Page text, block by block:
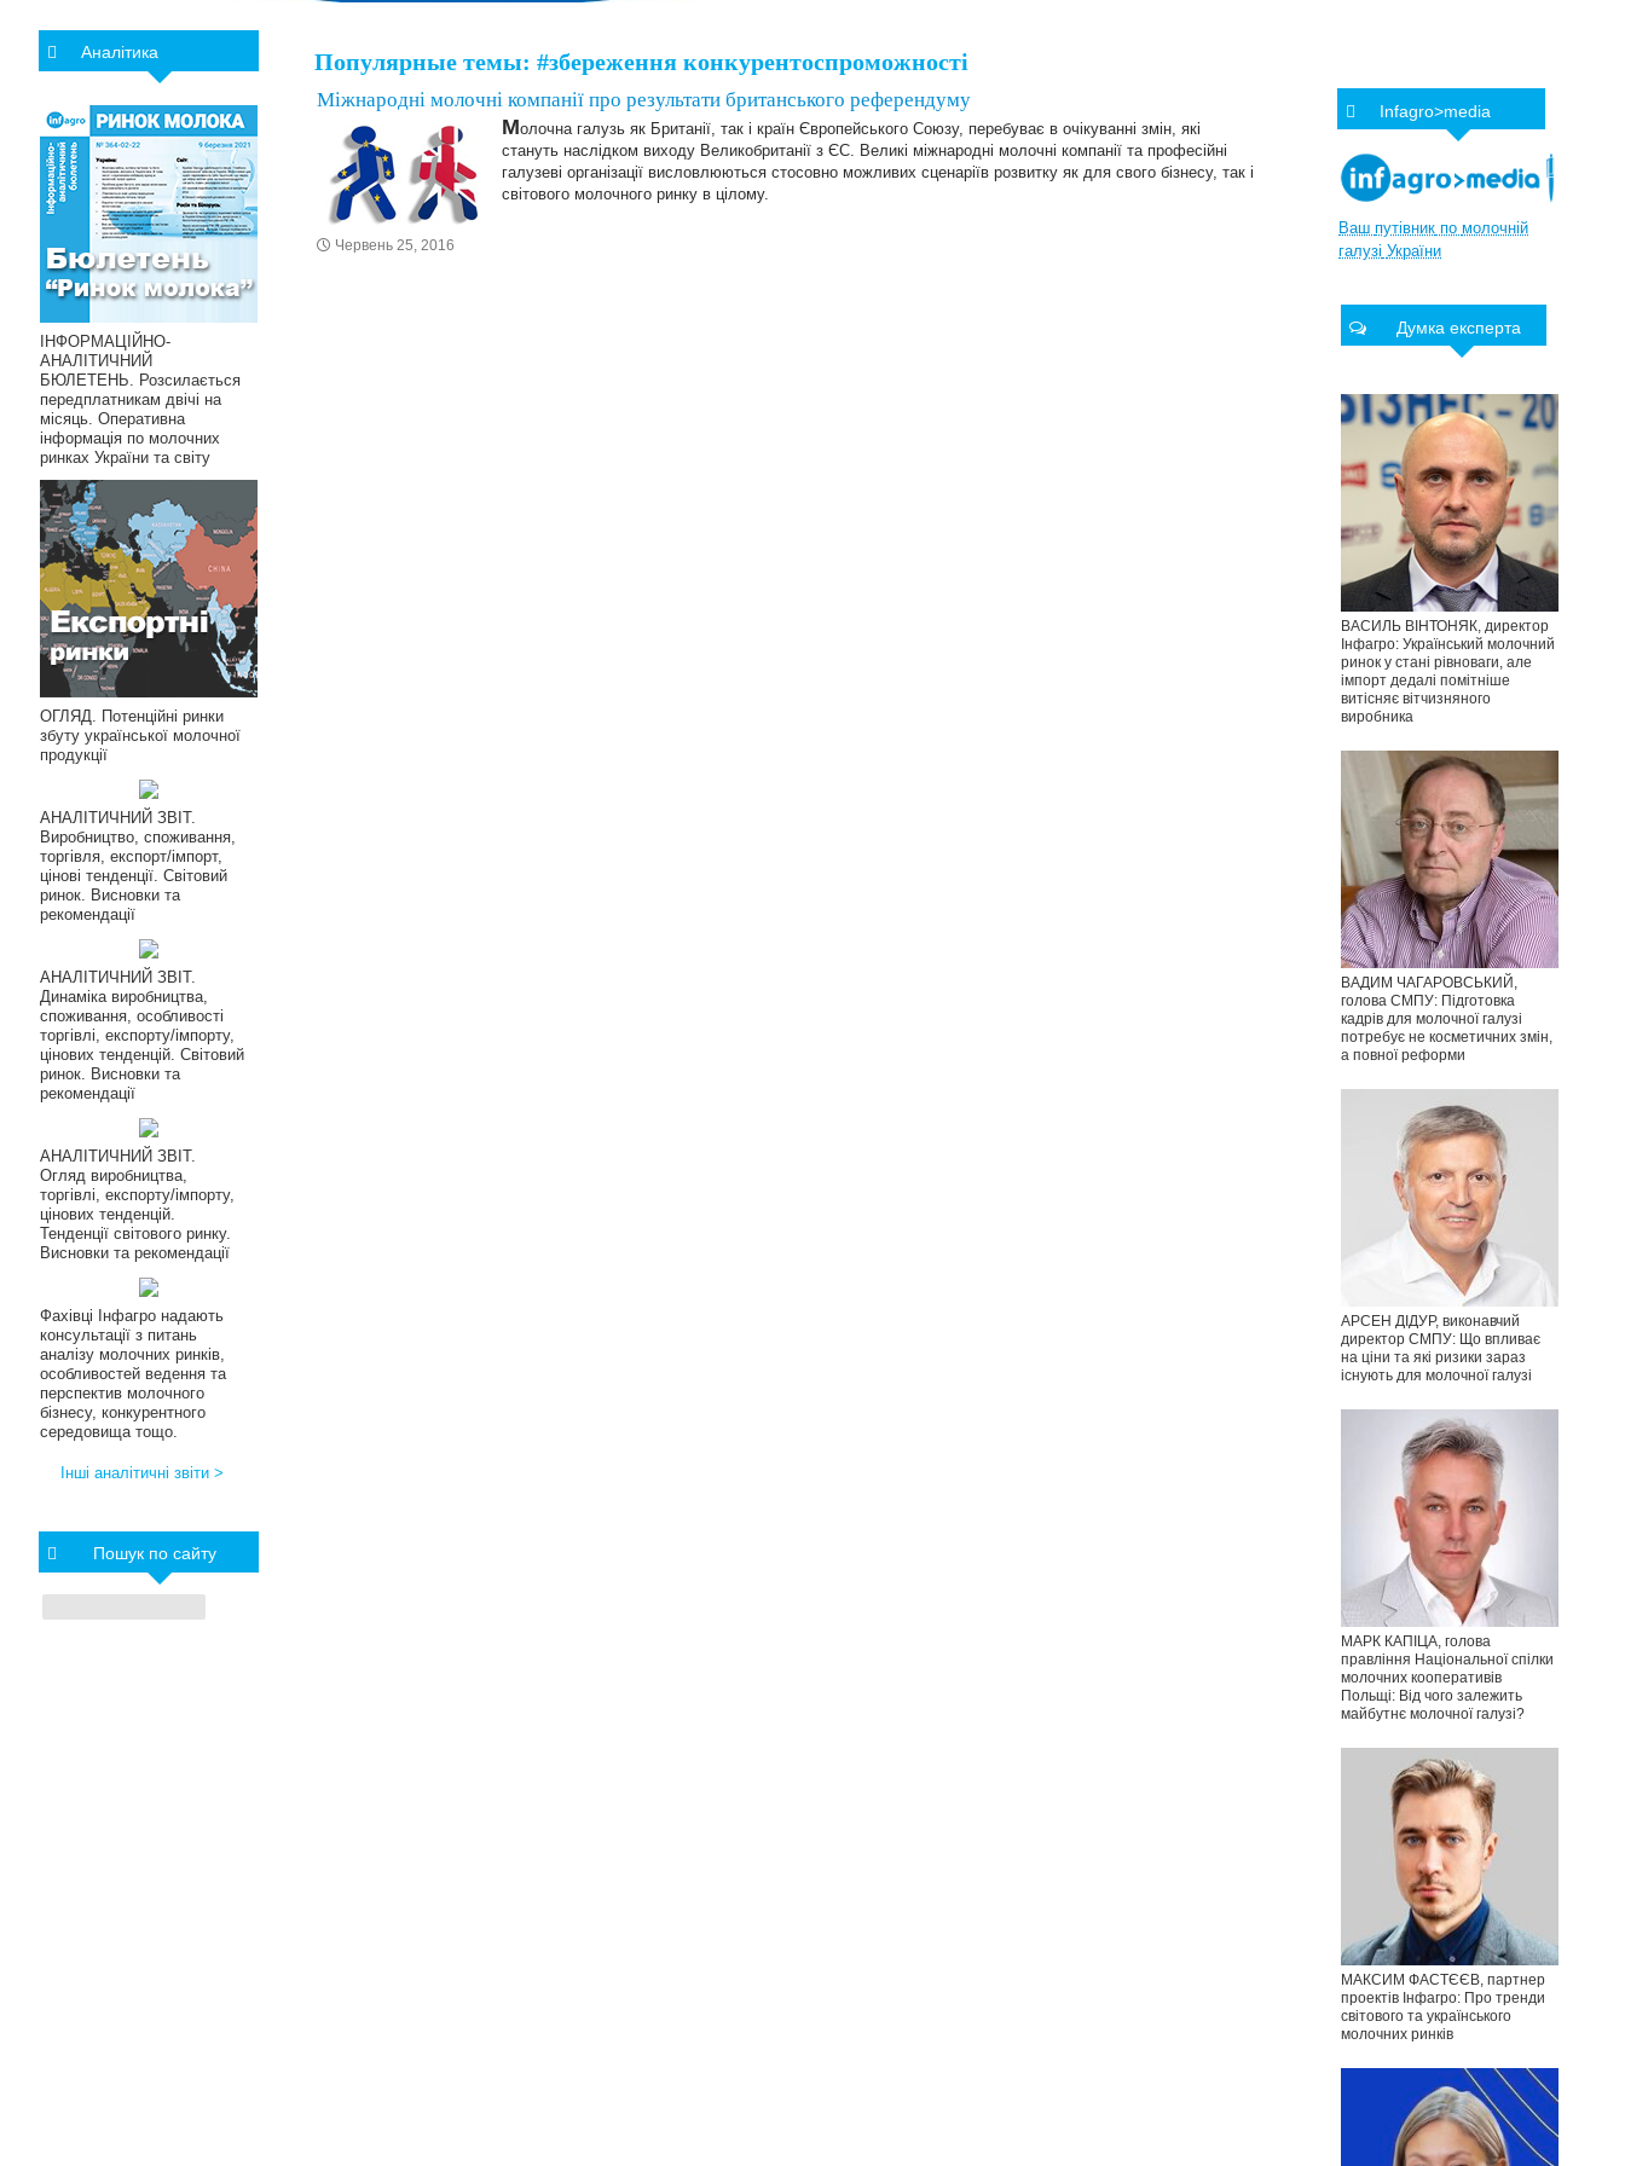
Популярные темы: #збереження конкурентоспроможності
Міжнародні молочні компанії про результати британського референдуму
Молочна галузь як Британії, так і країн Європейського Союзу, перебуває в очікуванні змін, які
стануть наслідком виходу Великобританії з ЄС. Великі міжнародні молочні компанії та професійні
галузеві організації висловлюються стосовно можливих сценаріїв розвитку як для свого бізнесу, так і
світового молочного ринку в цілому.
Червень 25, 2016
Infagro>media
Ваш путівник по молочній
галузі України
Думка експерта
ВАСИЛЬ ВІНТОНЯК, директор
Інфагро: Український молочний
ринок у стані рівноваги, але
імпорт дедалі помітніше
витісняє вітчизняного
виробника
ВАДИМ ЧАГАРОВСЬКИЙ,
голова СМПУ: Підготовка
кадрів для молочної галузі
потребує не косметичних змін,
а повної реформи
АРСЕН ДІДУР, виконавчий
директор СМПУ: Що впливає
на ціни та які ризики зараз
існують для молочної галузі
МАРК КАПІЦА, голова
правління Національної спілки
молочних кооперативів
Польщі: Від чого залежить
майбутнє молочної галузі?
МАКСИМ ФАСТЄЄВ, партнер
проектів Інфагро: Про тренди
світового та українського
молочних ринків
Аналітика
ІНФОРМАЦІЙНО-
АНАЛІТИЧНИЙ
БЮЛЕТЕНЬ. Розсилається
передплатникам двічі на
місяць. Оперативна
інформація по молочних
ринках України та світу
ОГЛЯД. Потенційні ринки
збуту української молочної
продукції
АНАЛІТИЧНИЙ ЗВІТ.
Виробництво, споживання,
торгівля, експорт/імпорт,
цінові тенденції. Світовий
ринок. Висновки та
рекомендації
АНАЛІТИЧНИЙ ЗВІТ.
Динаміка виробництва,
споживання, особливості
торгівлі, експорту/імпорту,
цінових тенденцій. Світовий
ринок. Висновки та
рекомендації
АНАЛІТИЧНИЙ ЗВІТ.
Огляд виробництва,
торгівлі, експорту/імпорту,
цінових тенденцій.
Тенденції світового ринку.
Висновки та рекомендації
Фахівці Інфагро надають
консультації з питань
аналізу молочних ринків,
особливостей ведення та
перспектив молочного
бізнесу, конкурентного
середовища тощо.
Інші аналітичні звіти >
Пошук по сайту